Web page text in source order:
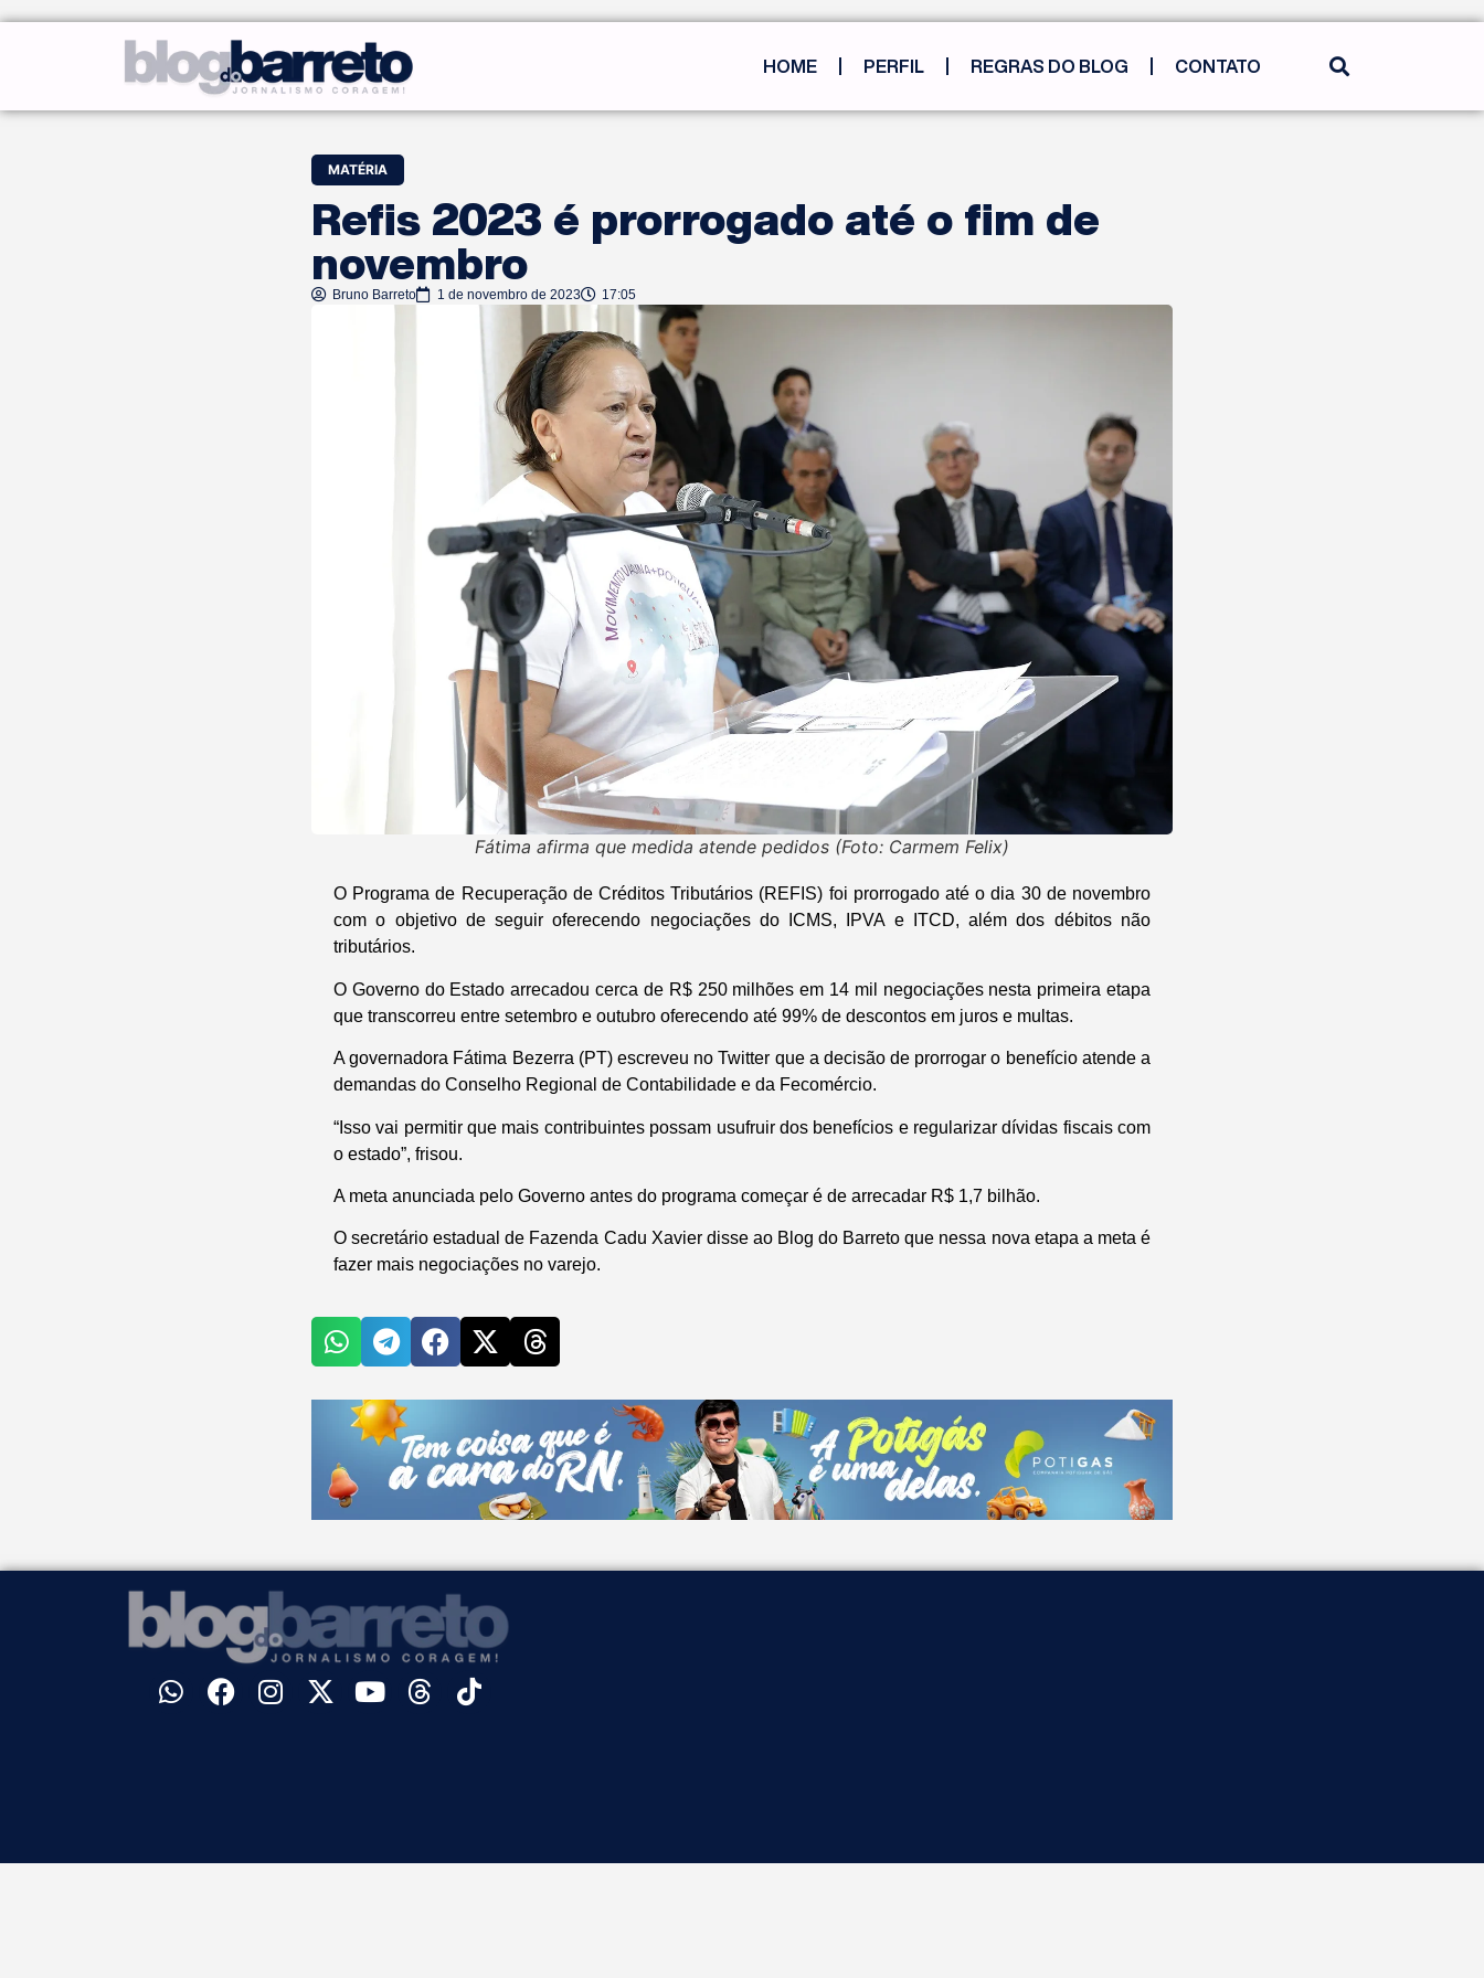
HOME PERFIL REGRAS DO BLOG CONTATO
MATÉRIA
Refis 2023 é prorrogado até o fim de
novembro
Bruno Barreto 1 de novembro de 2023 17:05
Fátima afirma que medida atende pedidos (Foto: Carmem Felix)
O Programa de Recuperação de Créditos Tributários (REFIS) foi prorrogado até o dia 30 de novembro
com o objetivo de seguir oferecendo negociações do ICMS, IPVA e ITCD, além dos débitos não
tributários.
O Governo do Estado arrecadou cerca de R$ 250 milhões em 14 mil negociações nesta primeira etapa
que transcorreu entre setembro e outubro oferecendo até 99% de descontos em juros e multas.
A governadora Fátima Bezerra (PT) escreveu no Twitter que a decisão de prorrogar o benefício atende a
demandas do Conselho Regional de Contabilidade e da Fecomércio.
“Isso vai permitir que mais contribuintes possam usufruir dos benefícios e regularizar dívidas fiscais com
o estado”, frisou.
A meta anunciada pelo Governo antes do programa começar é de arrecadar R$ 1,7 bilhão.
O secretário estadual de Fazenda Cadu Xavier disse ao Blog do Barreto que nessa nova etapa a meta é
fazer mais negociações no varejo.